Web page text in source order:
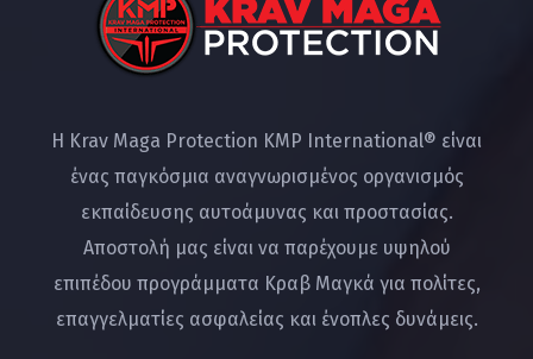
Η Krav Maga Protection KMP International® είναι
ένας παγκόσμια αναγνωρισμένος οργανισμός
εκπαίδευσης αυτοάμυνας και προστασίας.
Αποστολή μας είναι να παρέχουμε υψηλού
επιπέδου προγράμματα Κραβ Μαγκά για πολίτες,
επαγγελματίες ασφαλείας και ένοπλες δυνάμεις.